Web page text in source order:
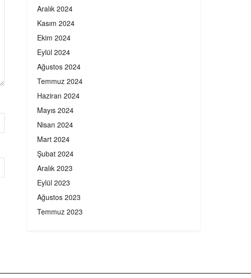
Aralık 2024
Kasım 2024
Ekim 2024
Eylül 2024
Ağustos 2024
Temmuz 2024
Haziran 2024
Mayıs 2024
Nisan 2024
Mart 2024
Şubat 2024
Aralık 2023
Eylül 2023
Ağustos 2023
Temmuz 2023